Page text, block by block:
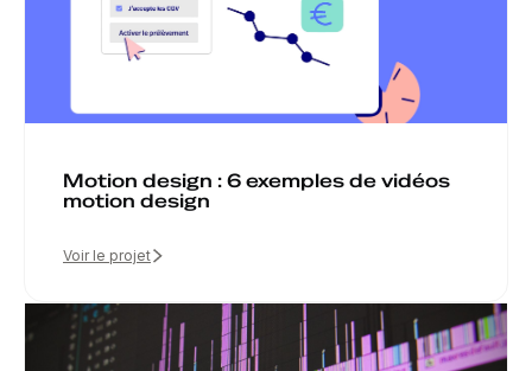
Motion design : 6 exemples de vidéos
motion design
Voir le projet